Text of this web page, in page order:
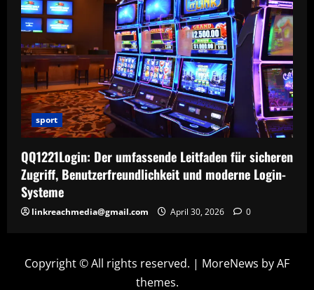
sport
QQ1221Login: Der umfassende Leitfaden für sicheren
Zugriff, Benutzerfreundlichkeit und moderne Login-
Systeme
linkreachmedia@gmail.com April 30, 2026 0
Copyright © All rights reserved. | MoreNews by AF
themes.